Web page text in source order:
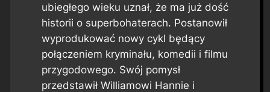
ubiegłego wieku uznał, że ma już dość
historii o superbohaterach. Postanowił
wyprodukować nowy cykl będący
połączeniem kryminału, komedii i filmu
przygodowego. Swój pomysł
przedstawił Williamowi Hannie i